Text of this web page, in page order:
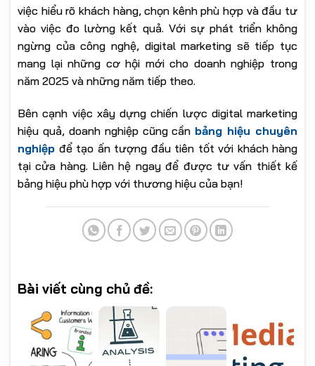
việc hiểu rõ khách hàng, chọn kênh phù hợp và đầu tư
vào việc đo lường kết quả. Với sự phát triển không
ngừng của công nghệ, digital marketing sẽ tiếp tục
mang lại những cơ hội mới cho doanh nghiệp trong
năm 2025 và những năm tiếp theo.
Bên cạnh việc xây dựng chiến lược digital marketing
hiệu quả, doanh nghiệp cũng cần bảng hiệu chuyên
nghiệp để tạo ấn tượng đầu tiên tốt với khách hàng
tại cửa hàng. Liên hệ ngay để được tư vấn thiết kế
bảng hiệu phù hợp với thương hiệu của bạn!
Bài viết cùng chủ đề: